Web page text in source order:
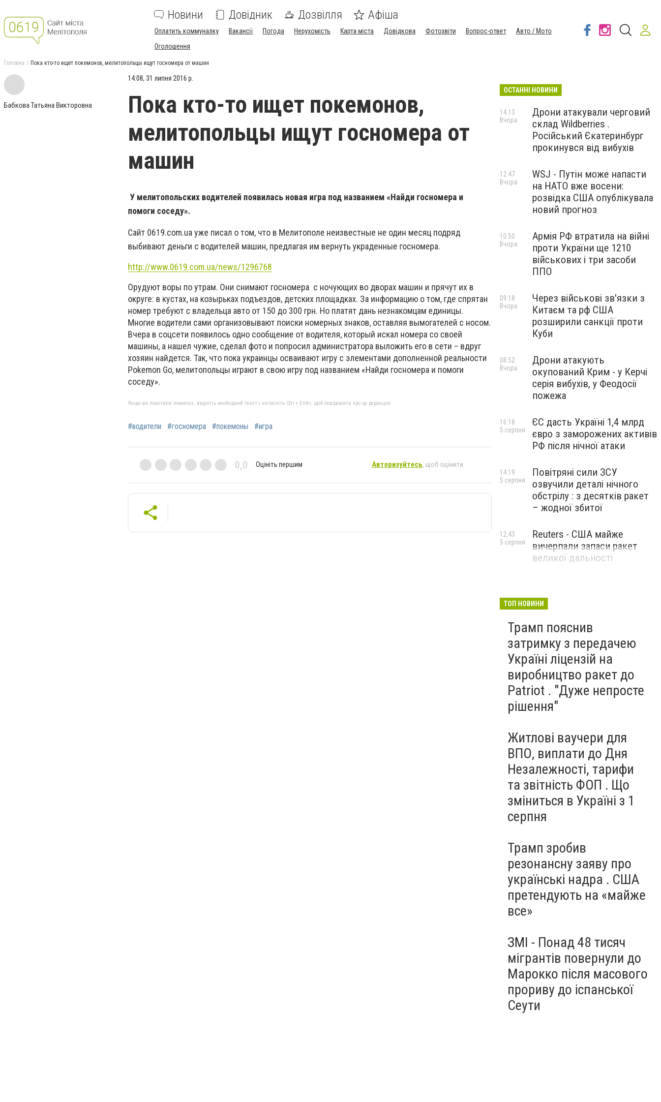
Новини Довідник Дозвілля Афіша
Оплатить коммуналку Вакансії Погода Нерухомість Карта міста Довідкова Фотозвіти Вопрос-ответ
Авто / Мото
Оголошення
Головна Пока кто-то ищет покемонов, мелитопольцы ищут госномера от машин
Бабкова Татьяна Викторовна
14:08, 31 липня 2016 р.
Пока кто-то ищет покемонов,
мелитопольцы ищут госномера от
машин
У мелитопольских водителей появилась новая игра под названием «Найди госномера и
помоги соседу».
Сайт 0619.com.ua уже писал о том, что в Мелитополе неизвестные не один месяц подряд
выбивают деньги с водителей машин, предлагая им вернуть украденные госномера.
http://www.0619.com.ua/news/1296768
Орудуют воры по утрам. Они снимают госномера с ночующих во дворах машин и прячут их в
округе: в кустах, на козырьках подъездов, детских площадках. За информацию о том, где спрятан
номер требуют с владельца авто от 150 до 300 грн. Но платят дань незнакомцам единицы.
Многие водители сами организовывают поиски номерных знаков, оставляя вымогателей с носом.
Вчера в соцсети появилось одно сообщение от водителя, который искал номера со своей
машины, а нашел чужие, сделал фото и попросил администратора выложить его в сети – вдруг
хозяин найдется. Так, что пока украинцы осваивают игру с элементами дополненной реальности
Pokemon Go, мелитопольцы играют в свою игру под названием «Найди госномера и помоги
соседу».
Якщо ви помітили помилку, виділіть необхідний текст і натисніть Ctrl + Enter, щоб повідомити про це редакцію
#водители #госномера #покемоны #игра
0,0 Оцініть першим Авторизуйтесь, щоб оцінити
ОСТАННІ НОВИНИ
Дрони атакували черговий
склад Wildberries .
Російський Єкатеринбург
прокинувся від вибухів
14:13
Вчора
WSJ - Путін може напасти
на НАТО вже восени:
розвідка США опублікувала
новий прогноз
12:47
Вчора
Армія РФ втратила на війні
проти України ще 1210
військових і три засоби
ППО
10:50
Вчора
Через військові зв'язки з
Китаєм та рф США
розширили санкції проти
Куби
09:18
Вчора
Дрони атакують
окупований Крим - у Керчі
серія вибухів, у Феодосії
пожежа
08:52
Вчора
ЄС дасть Україні 1,4 млрд
євро з заморожених активів
РФ після нічної атаки
16:18
5 серпня
Повітряні сили ЗСУ
озвучили деталі нічного
обстрілу : з десятків ракет
– жодної збитої
14:19
5 серпня
Reuters - США майже
вичерпали запаси ракет
великої дальності
12:43
5 серпня
ТОП НОВИНИ
Трамп пояснив
затримку з передачею
Україні ліцензій на
виробництво ракет до
Patriot . "Дуже непросте
рішення"
Житлові ваучери для
ВПО, виплати до Дня
Незалежності, тарифи
та звітність ФОП . Що
зміниться в Україні з 1
серпня
Трамп зробив
резонансну заяву про
українські надра . США
претендують на «майже
все»
ЗМІ - Понад 48 тисяч
мігрантів повернули до
Марокко після масового
прориву до іспанської
Сеути